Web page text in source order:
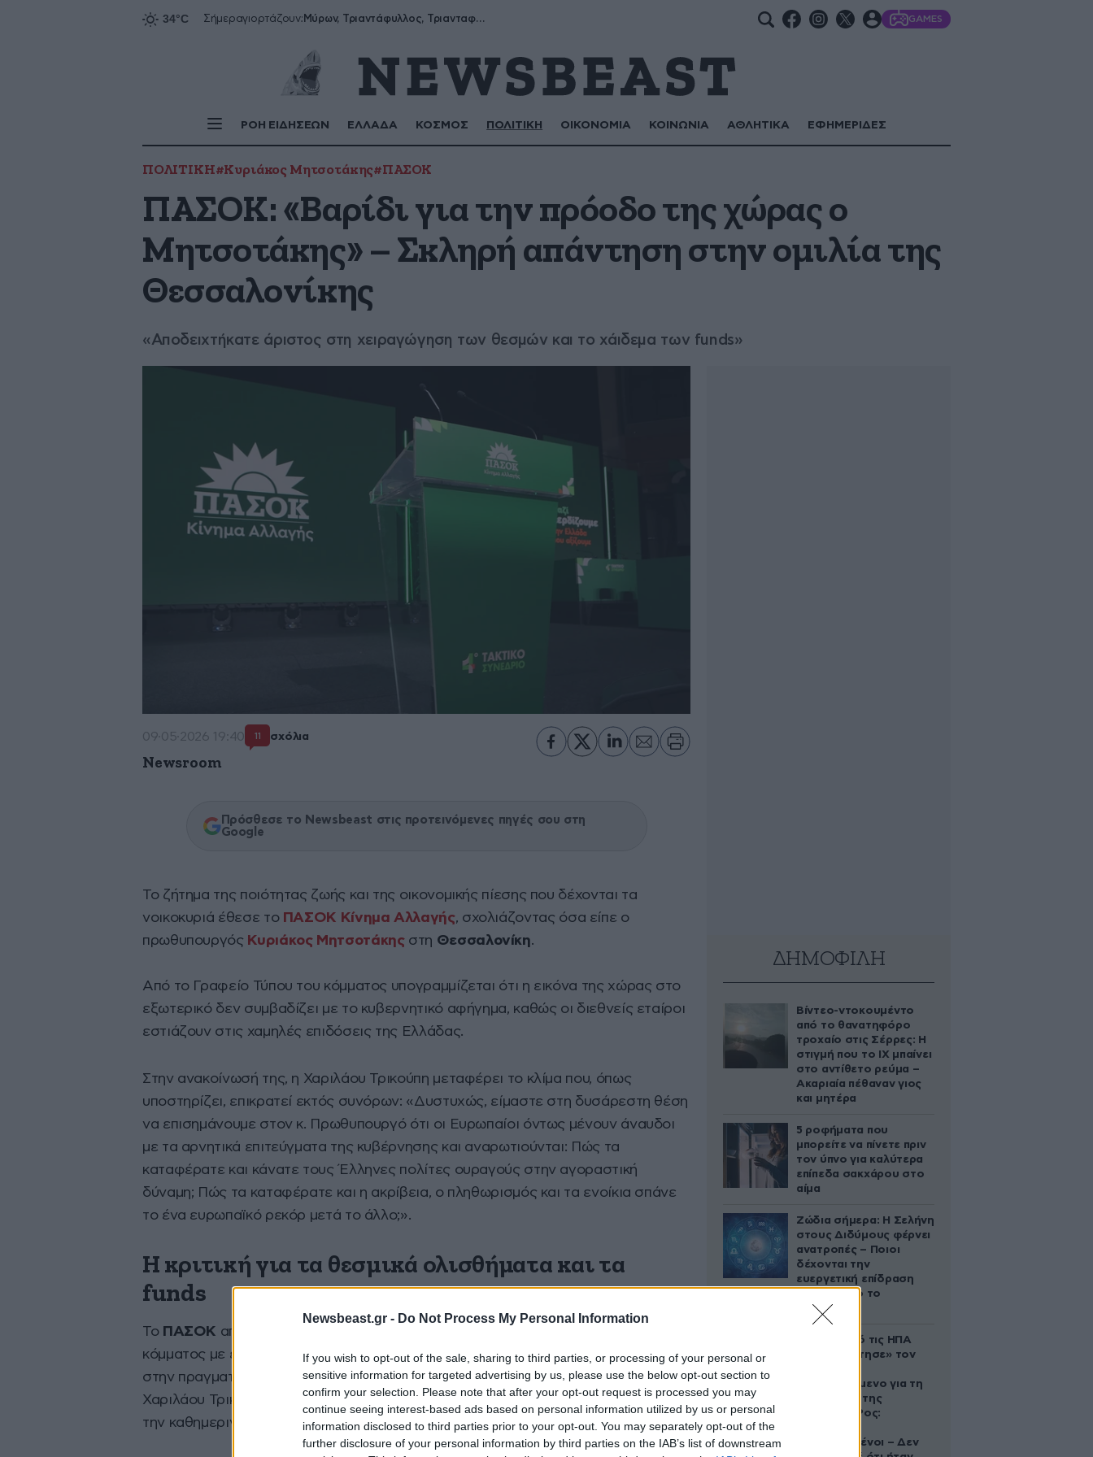
Newsbeast.gr - Do Not Process My Personal Information
If you wish to opt-out of the sale, sharing to third parties, or processing of your personal or
sensitive information for targeted advertising by us, please use the below opt-out section to
confirm your selection. Please note that after your opt-out request is processed you may
continue seeing interest-based ads based on personal information utilized by us or personal
information disclosed to third parties prior to your opt-out. You may separately opt-out of the
further disclosure of your personal information by third parties on the IAB’s list of downstream
Σήμεραγιορτάζουν: Μύρων, Τριαντάφυλλος, Τριανταφυλλιά, Φυλλιώ, Ρόζα GAMES
ΡΟΗ ΕΙΔΗΣΕΩΝ ΕΛΛΑΔΑ ΚΟΣΜΟΣ ΠΟΛΙΤΙΚΗ ΟΙΚΟΝΟΜΙΑ ΚΟΙΝΩΝΙΑ ΑΘΛΗΤΙΚΑ ΕΦΗΜΕΡΙΔΕΣ
ΠΟΛΙΤΙΚΗ#Κυριάκος Μητσοτάκης#ΠΑΣΟΚ
ΠΑΣΟΚ: «Βαρίδι για την πρόοδο της χώρας ο
Μητσοτάκης» – Σκληρή απάντηση στην ομιλία της
Θεσσαλονίκης
«Αποδειχτήκατε άριστος στη χειραγώγηση των θεσμών και το χάιδεμα των funds»
09·05·2026 19:40 11 σχόλια
Newsroom
Πρόσθεσε το Newsbeast στις προτεινόμενες πηγές σου στη
Google
Το ζήτημα της ποιότητας ζωής και της οικονομικής πίεσης που δέχονται τα
νοικοκυριά έθεσε το ΠΑΣΟΚ Κίνημα Αλλαγής, σχολιάζοντας όσα είπε ο
πρωθυπουργός Κυριάκος Μητσοτάκηςστη Θεσσαλονίκη.
Από το Γραφείο Τύπου του κόμματος υπογραμμίζεται ότι η εικόνα της χώρας στο
εξωτερικό δεν συμβαδίζει με το κυβερνητικό αφήγημα, καθώς οι διεθνείς εταίροι
εστιάζουν στις χαμηλές επιδόσεις της Ελλάδας.
Στην ανακοίνωσή της, η Χαριλάου Τρικούπη μεταφέρει το κλίμα που, όπως
υποστηρίζει, επικρατεί εκτός συνόρων: «Δυστυχώς, είμαστε στη δυσάρεστη θέση
να επισημάνουμε στον κ. Πρωθυπουργό ότι οι Ευρωπαίοι όντως μένουν άναυδοι
με τα αρνητικά επιτεύγματα της κυβέρνησης και αναρωτιούνται: Πώς τα
καταφέρατε και κάνατε τους Έλληνες πολίτες ουραγούς στην αγοραστική
δύναμη; Πώς τα καταφέρατε και η ακρίβεια, ο πληθωρισμός και τα ενοίκια σπάνε
το ένα ευρωπαϊκό ρεκόρ μετά το άλλο;».
Η κριτική για τα θεσμικά ολισθήματα και τα
funds
Το ΠΑΣΟΚ απαντά και στην τακτική της κυβέρνησης να ταυτίζει τη στάση του
κόμματος με εκείνη του ΣΥΡΙΖΑ, κατηγορώντας τονΚυριάκο Μητσοτάκηότι
στην πραγματικότητα υιοθετεί πρακτικές που ο ίδιος κάποτε κατήγγειλε. Η
Χαριλάου Τρικούπη κάνει λόγο για μια πορεία που πλήττει το κύρος της χώρας και
την καθημερινότητα των πολιτών.
ΔΗΜΟΦΙΛΗ
Βίντεο-ντοκουμέντο
από το θανατηφόρο
τροχαίο στις Σέρρες: Η
στιγμή που το ΙΧ μπαίνει
στο αντίθετο ρεύμα –
Ακαριαία πέθαναν γιος
και μητέρα
5 ροφήματα που
μπορείτε να πίνετε πριν
τον ύπνο για καλύτερα
επίπεδα σακχάρου στο
αίμα
Ζώδια σήμερα: Η Σελήνη
στους Διδύμους φέρνει
ανατροπές – Ποιοι
δέχονται την
ευεργετική επίδραση
του Δία από το
απόγευμα;
Ζευγάρι από τις ΗΠΑ
που «υιοθέτησε» τον
κατηγορούμενο για τη
δολοφονία της
Ελίζαμπεθ Ρος:
συντετριμμένοι – Δεν